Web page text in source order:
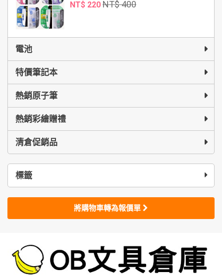
NT$ 220 NT$ 400
電池
特價筆記本
熱銷原子筆
熱銷彩繪贈禮
清倉促銷品
標籤
將購物車轉為報價單